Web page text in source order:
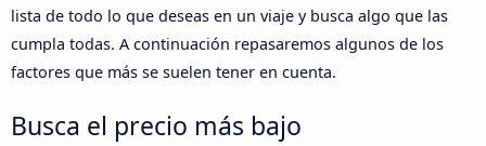
lista de todo lo que deseas en un viaje y busca algo que las
cumpla todas. A continuación repasaremos algunos de los
factores que más se suelen tener en cuenta.
Busca el precio más bajo